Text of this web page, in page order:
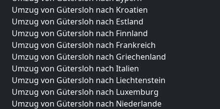
Umzug von Gütersloh nach Kroatien
Umzug von Gütersloh nach Estland
Umzug von Gütersloh nach Finnland
Umzug von Gütersloh nach Frankreich
Umzug von Gütersloh nach Griechenland
Umzug von Gütersloh nach Italien
Umzug von Gütersloh nach Liechtenstein
Umzug von Gütersloh nach Luxemburg
Umzug von Gütersloh nach Niederlande